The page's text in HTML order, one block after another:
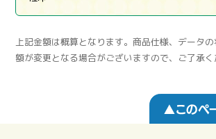
上記金額は概算となります。商品仕様、データ
額が変更となる場合がございますので、ご了承く